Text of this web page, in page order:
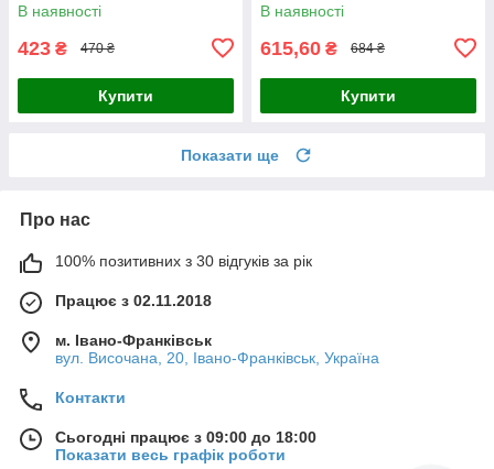
В наявності
423 ₴ 470 ₴
Купити
В наявності
615,60 ₴ 684 ₴
Купити
Показати ще
Про нас
100% позитивних з 30 відгуків за рік
Працює з 02.11.2018
м. Івано-Франківськ
вул. Височана, 20, Івано-Франківськ, Україна
Контакти
Сьогодні працює з 09:00 до 18:00
Показати весь графік роботи